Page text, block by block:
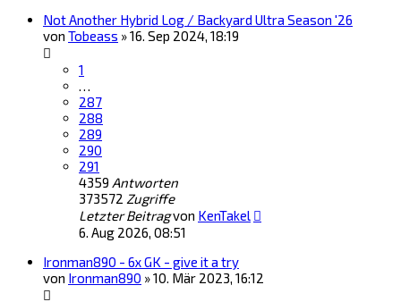
Not Another Hybrid Log / Backyard Ultra Season '26
von Tobeass »16. Sep 2024, 18:19
1
…
287
288
289
290
291
4359 Antworten
373572 Zugriffe
Letzter Beitragvon KenTakel
6. Aug 2026, 08:51
Ironman890 - 6x GK - give it a try
von Ironman890 »10. Mär 2023, 16:12